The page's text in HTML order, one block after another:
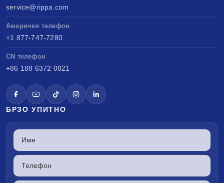
service@rippa.com
Амерички телефон
+1 877-747-7280
CN телефон
+86 188 6372 0821
БРЗО УПИТНО